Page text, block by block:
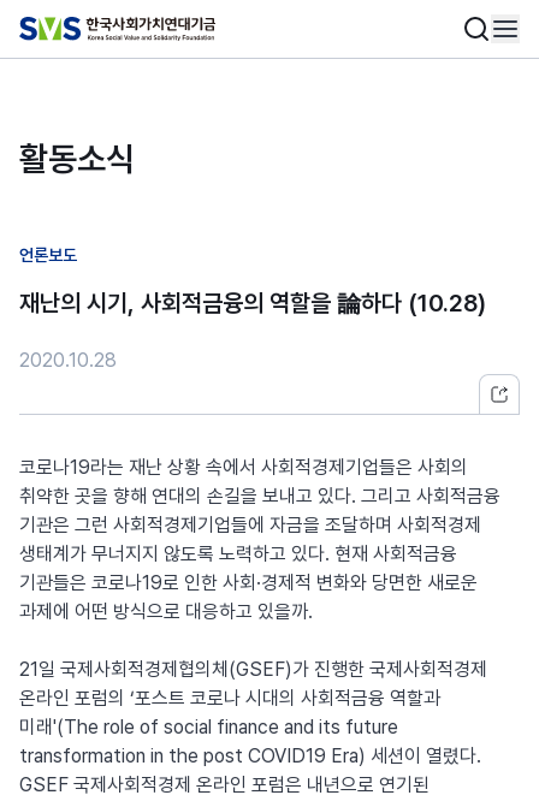
활동소식
언론보도
재난의 시기, 사회적금융의 역할을 論하다 (10.28)
2020.10.28
코로나19라는 재난 상황 속에서 사회적경제기업들은 사회의
취약한 곳을 향해 연대의 손길을 보내고 있다. 그리고 사회적금융
기관은 그런 사회적경제기업들에 자금을 조달하며 사회적경제
생태계가 무너지지 않도록 노력하고 있다. 현재 사회적금융
기관들은 코로나19로 인한 사회·경제적 변화와 당면한 새로운
과제에 어떤 방식으로 대응하고 있을까.
21일 국제사회적경제협의체(GSEF)가 진행한 국제사회적경제
온라인 포럼의 ‘포스트 코로나 시대의 사회적금융 역할과
미래'(The role of social finance and its future
transformation in the post COVID19 Era) 세션이 열렸다.
GSEF 국제사회적경제 온라인 포럼은 내년으로 연기된